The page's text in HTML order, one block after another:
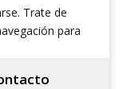
Trate de
para